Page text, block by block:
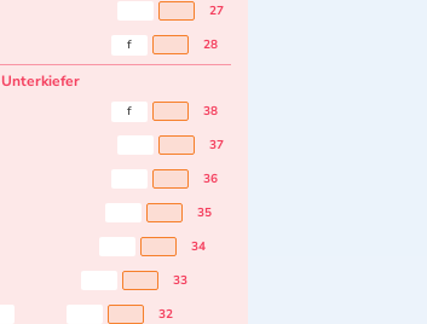
27
f 28
Unterkiefer
f
38
37
36
35
34
33
32